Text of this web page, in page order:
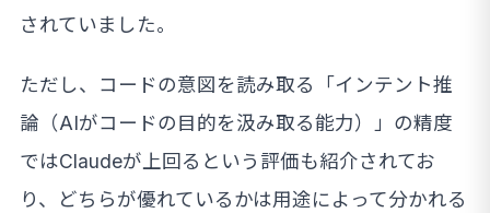
されていました。
ただし、コードの意図を読み取る「インテント推
論（AIがコードの目的を汲み取る能力）」の精度
ではClaudeが上回るという評価も紹介されてお
り、どちらが優れているかは用途によって分かれる